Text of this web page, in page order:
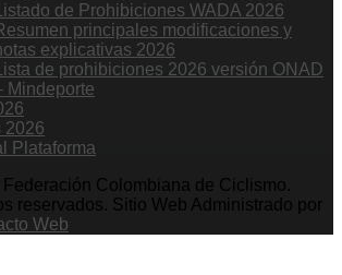
de Prohibiciones WADA 2026
principales modificaciones y
explicativas 2026
de prohibiciones 2026 versión ONAD
Mindeporte
2026
Plataforma
Colombiana de Ciclismo.
reservados. Sitio Web Administrado por
Web